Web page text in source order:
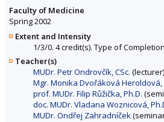
Faculty of Medicine
Spring 2002
Extent and Intensity
1/3/0. 4 credit(s). Type of
Teacher(s)
MUDr. Petr Ondrovčík, CSc. (lecturer)
Mgr. Monika Dvořáková Heroldová,
prof. MUDr. Filip Růžička, Ph.D.
doc. MUDr. Vladana Woznicová,
MUDr. Ondřej Zahradníček